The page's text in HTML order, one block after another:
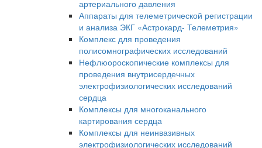
артериального давления
Аппараты для телеметрической регистрации
и анализа ЭКГ «Астрокард- Телеметрия»
Комплекс для проведения
полисомнографических исследований
Нефлюороскопические комплексы для
проведения внутрисердечных
электрофизиологических исследований
сердца
Комплексы для многоканального
картирования сердца
Комплексы для неинвазивных
электрофизиологических исследований